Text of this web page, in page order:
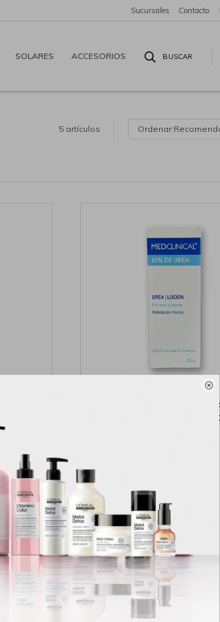

SOLARES ACCESORIOS
Sucursales Contacto
5 artículos
Medclinical Crema
Intensa Urea Loción